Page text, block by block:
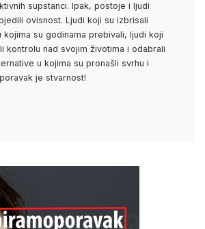
supstanci. Ipak, postoje i ljudi
ovisnost. Ljudi koji su izbrisali
kojima su godinama prebivali, ljudi koji
kontrolu nad svojim životima i odabrali
u kojima su pronašli svrhu i
je stvarnost!